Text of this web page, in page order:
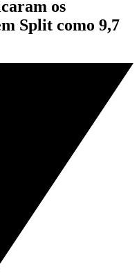
os
Split como 9,7